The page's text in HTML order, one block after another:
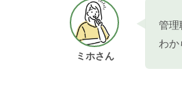
ミホさん
管理
わか